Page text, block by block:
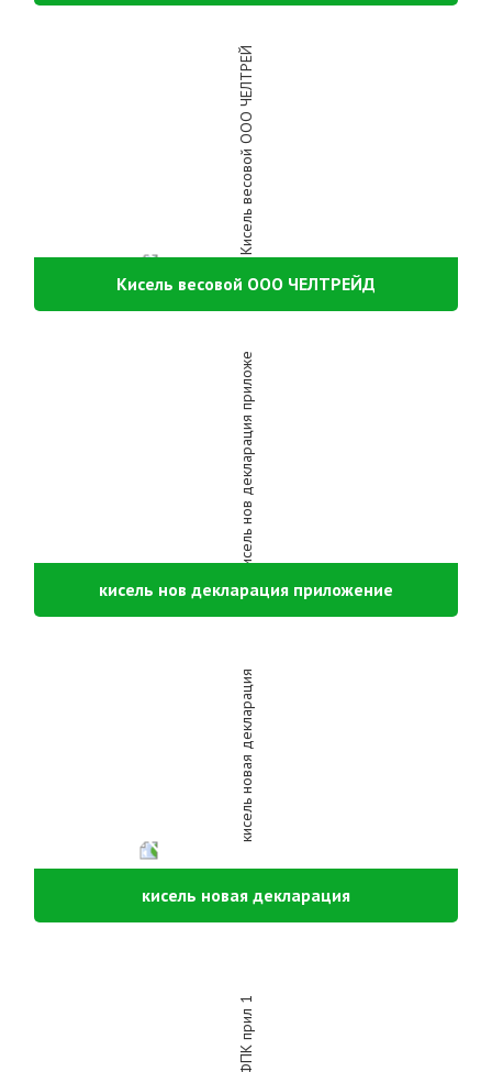
Кисель весовой ООО ЧЕЛТРЕЙД
кисель нов декларация приложение
кисель новая декларация